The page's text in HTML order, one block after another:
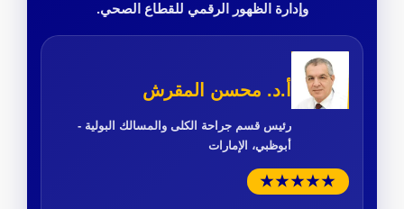
وإدارة الظهور الرقمي للقطاع الصحي.
أ.د. محسن المقرش
رئيس قسم جراحة الكلى والمسالك البولية -
أبوظبي، الإمارات
★★★★★